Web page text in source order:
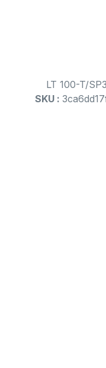
LT 100-T/
SKU :